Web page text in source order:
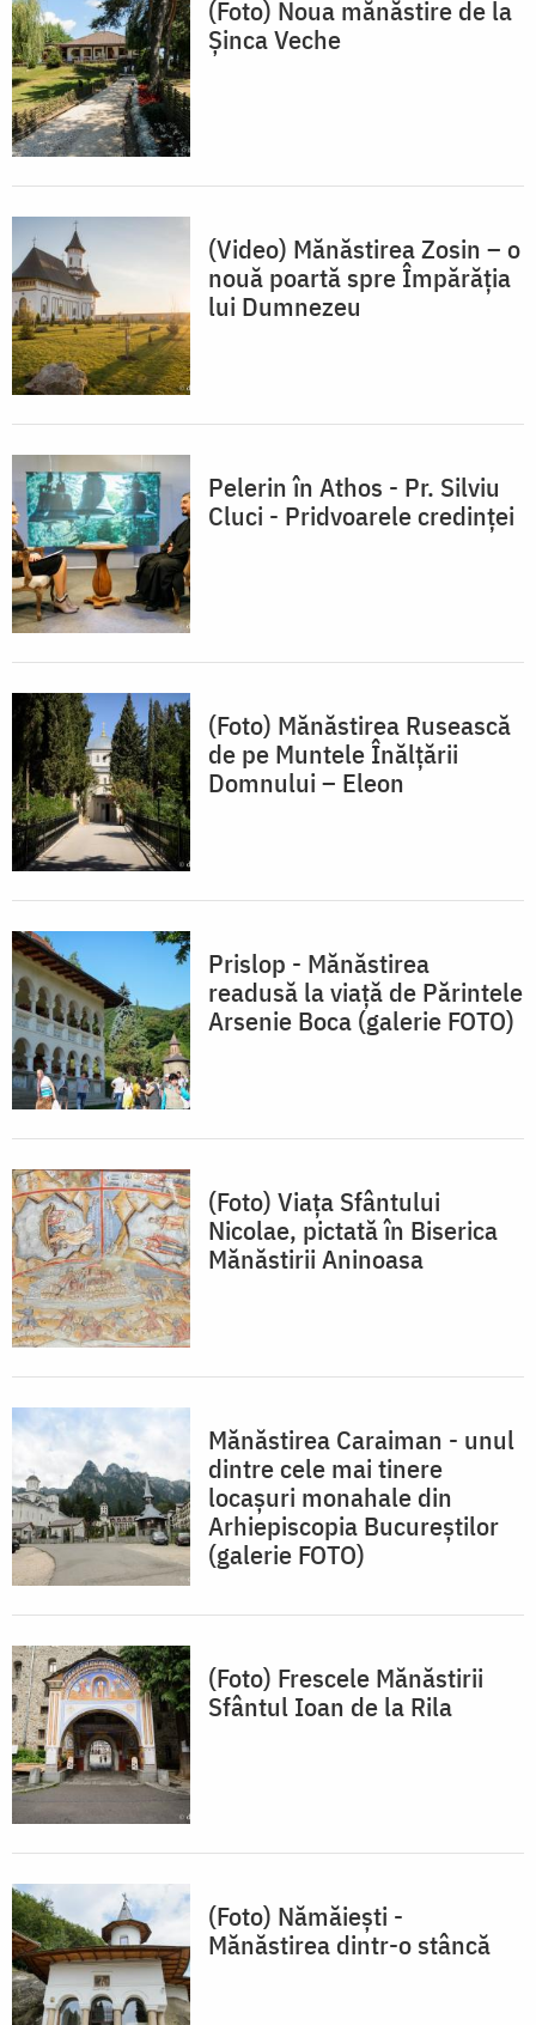
(Foto) Noua mănăstire de la
Şinca Veche
(Video) Mănăstirea Zosin – o
nouă poartă spre Împărăția
lui Dumnezeu
Pelerin în Athos - Pr. Silviu
Cluci - Pridvoarele credinței
(Foto) Mănăstirea Rusească
de pe Muntele Înălțării
Domnului – Eleon
Prislop - Mănăstirea
readusă la viață de Părintele
Arsenie Boca (galerie FOTO)
(Foto) Viața Sfântului
Nicolae, pictată în Biserica
Mănăstirii Aninoasa
Mănăstirea Caraiman - unul
dintre cele mai tinere
locașuri monahale din
Arhiepiscopia Bucureștilor
(galerie FOTO)
(Foto) Frescele Mănăstirii
Sfântul Ioan de la Rila
(Foto) Nămăiești -
Mănăstirea dintr-o stâncă